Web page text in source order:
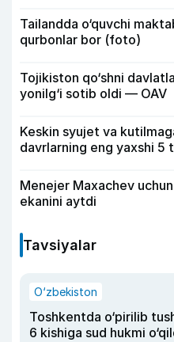
Tailandda o‘quvchi
qurbonlar bor (foto)
Tojikiston qo‘shni
yonilg‘i sotib oldi — OAV
Keskin syujet va
davrlarning eng yaxshi 5
Menejer Maxachev
ekanini aytdi
Tavsiyalar
O‘zbekiston
Toshkentda o‘pirilib
6 kishiga sud hukmi